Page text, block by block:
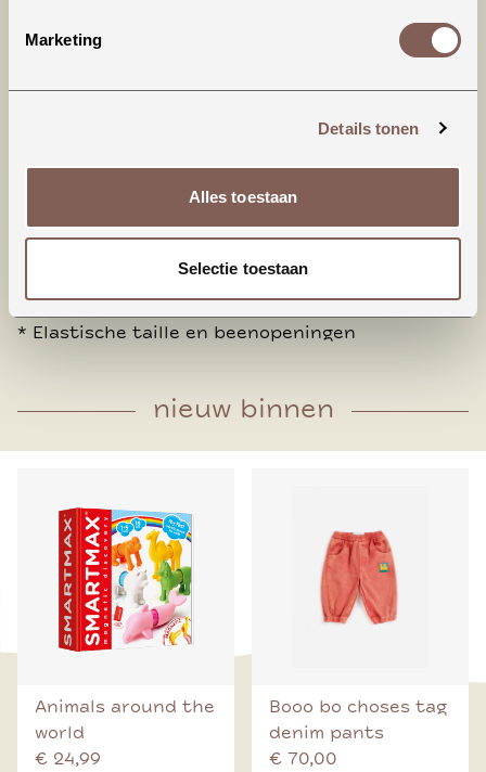
Marketing
Details tonen
Alles toestaan
Selectie toestaan
Productinformatie
Een klassiek design voor kleine gardarobes.
* Verstelbare bandjes met ruffles, houten
* Bandjes kunnen recht of gekruist gedragen
worden
* Elastische taille en beenopeningen
nieuw binnen
Animals around the
world
€ 24,99
Booo bo choses tag
denim pants
€ 70,00